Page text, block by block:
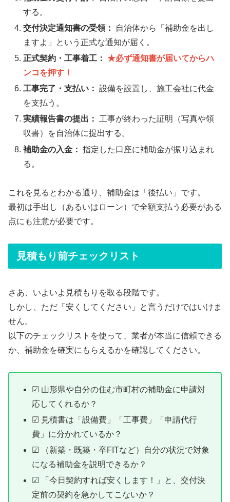
する。
交付決定通知書の受領：
自治体から「補助金を出し
ますよ」という正式な通知が届く。
正式契約・工事着工： ★必ず通知書が届いてからハ
ンコを押す！
工事完了・支払い： 設備を設置し、施工会社に代金
を支払う。
実績報告書の提出：
工事が終わった証明（写真や領
収書）を自治体に提出する。
補助金の入金： 指定した口座に補助金が振り込まれ
る。
これを見るとわかる通り、補助金は「後払い」です。
最初は手出し（あるいはローン）で全額支払う必要がある
点にも注意が必要です。
見積もり前チェックリスト
さあ、いよいよ見積もりを取る段階です。
しかし、ただ「安くしてください」と言うだけではいけま
せん。
以下のチェックリストを使って、業者が本当に信頼できる
か、補助金を確実にもらえるかを確認してください。
☑ 山形県や自分の住む市町村の補助金に申請対
応してくれるか？
☑ 見積書は「設備費」「工事費」「申請代行
費」に分かれているか？
☑ （新築・既築・卒FITなど）自分の状況で対象
になる補助金を説明できるか？
☑ 「今日契約すれば安くします！」と、交付決
定前の契約を急かしてこないか？